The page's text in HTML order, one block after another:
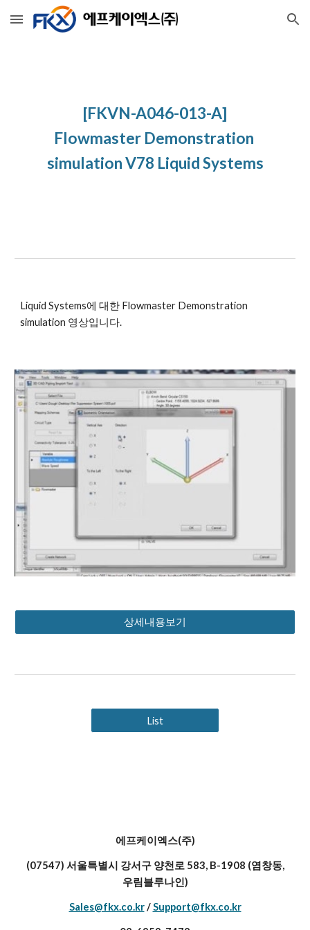
Skip to main content Skip to navigation
[FKVN-A046-013-A]
Flowmaster Demonstration
simulation V78 Liquid Systems
Liquid Systems에 대한 Flowmaster Demonstration
simulation 영상입니다.
상세내용보기
List
에프케이엑스(주)
(07547) 서울특별시 강서구 양천로 583, B-1908 (염창동,
우림블루나인)
Sales@fkx.co.kr/Support@fkx.co.kr